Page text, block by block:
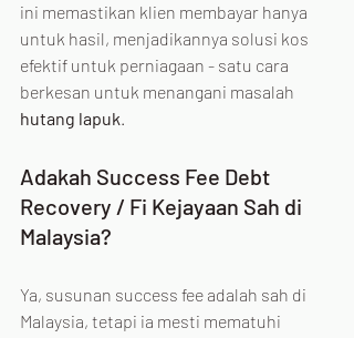
ini memastikan klien membayar hanya
untuk hasil, menjadikannya solusi kos
efektif untuk perniagaan - satu cara
berkesan untuk menangani masalah
hutang lapuk.
Adakah Success Fee Debt
Recovery / Fi Kejayaan Sah di
Malaysia?
Ya, susunan success fee adalah sah di
Malaysia, tetapi ia mesti mematuhi